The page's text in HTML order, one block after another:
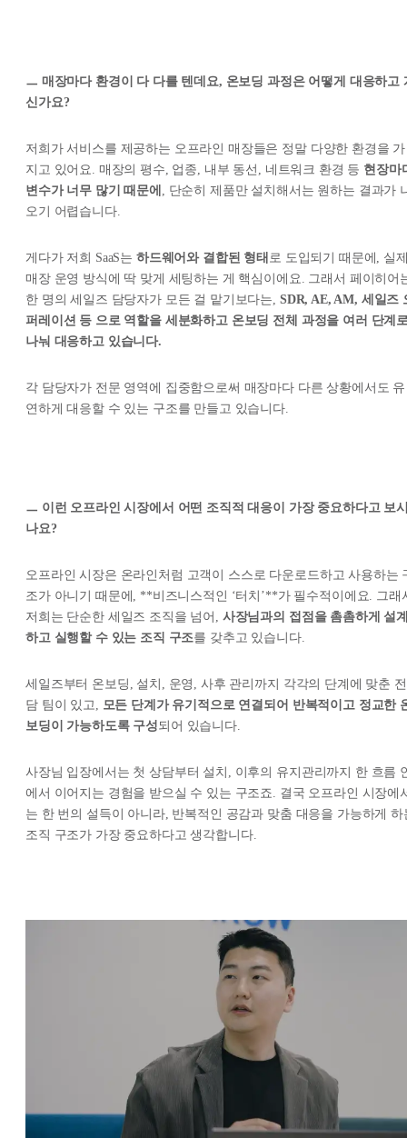
ㅡ 매장마다 환경이 다 다를 텐데요, 온보딩 과정은 어떻게 대응하고
신가요?
저희가 서비스를 제공하는 오프라인 매장들은 정말 다양한 환경을 가
지고 있어요. 매장의 평수, 업종, 내부 동선, 네트워크 환경 등 현장마
변수가 너무 많기 때문에
, 단순히 제품만 설치해서는 원하는 결과가
오기 어렵습니다.
게다가 저희 SaaS는 하드웨어와 결합된 형태 로 도입되기 때문에, 실
매장 운영 방식에 딱 맞게 세팅하는 게 핵심이에요. 그래서 페이히어
한 명의 세일즈 담당자가 모든 걸 맡기보다는, SDR, AE, AM, 세일즈
퍼레이션 등 으로 역할을 세분화하고 온보딩 전체 과정을 여러 단계
나눠 대응하고 있습니다.
각 담당자가 전문 영역에 집중함으로써 매장마다 다른 상황에서도 유
연하게 대응할 수 있는 구조를 만들고 있습니다.
ㅡ 이런 오프라인 시장에서 어떤 조직적 대응이 가장 중요하다고 보
나요?
오프라인 시장은 온라인처럼 고객이 스스로 다운로드하고 사용하는
조가 아니기 때문에, **비즈니스적인 ‘터치’**가 필수적이에요. 그래
저희는 단순한 세일즈 조직을 넘어, 사장님과의 접점을 촘촘하게 설
하고 실행할 수 있는 조직 구조를 갖추고 있습니다.
세일즈부터 온보딩, 설치, 운영, 사후 관리까지 각각의 단계에 맞춘 전
담 팀이 있고,
모든 단계가 유기적으로 연결되어 반복적이고 정교한
보딩이 가능하도록 구성되어 있습니다.
사장님 입장에서는 첫 상담부터 설치, 이후의 유지관리까지 한 흐름
에서 이어지는 경험을 받으실 수 있는 구조죠. 결국 오프라인 시장에
는 한 번의 설득이 아니라, 반복적인 공감과 맞춤 대응을 가능하게 하
조직 구조가 가장 중요하다고 생각합니다.